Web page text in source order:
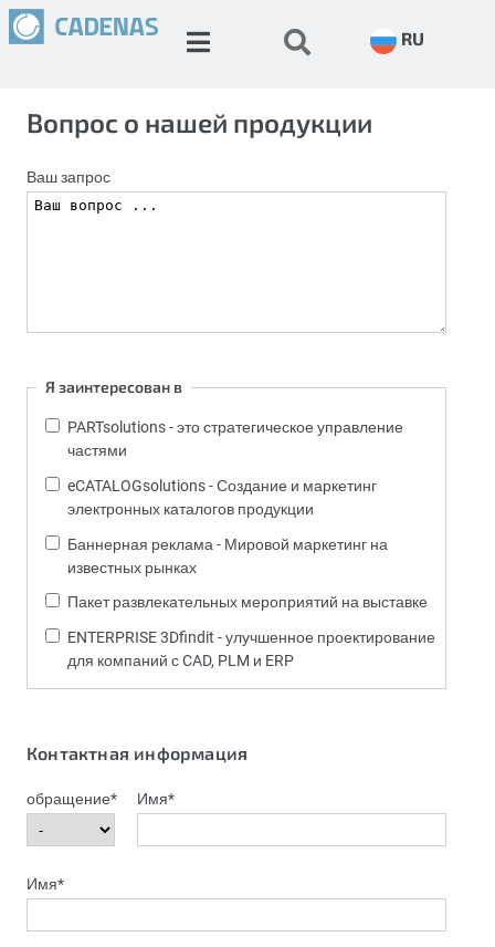
RU
Вопрос о нашей продукции
Ваш запрос
Я заинтересован в
PARTsolutions - это стратегическое управление
частями
eCATALOGsolutions - Создание и маркетинг
электронных каталогов продукции
Баннерная реклама - Мировой маркетинг на
известных рынках
Пакет развлекательных мероприятий на выставке
ENTERPRISE 3Dfindit - улучшенное проектирование
для компаний с CAD, PLM и ERP
Контактная информация
обращение* Имя*
Имя*